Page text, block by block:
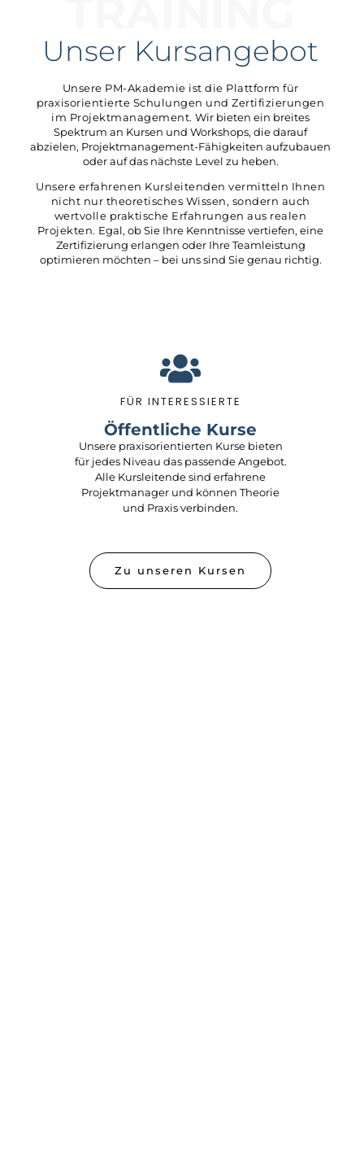
Unser Kursangebot
Unsere PM-Akademie ist die Plattform für
praxisorientierte Schulungen und Zertifizierungen
im Projektmanagement. Wir bieten ein breites
Spektrum an Kursen und Workshops, die darauf
abzielen, Projektmanagement-Fähigkeiten aufzubauen
oder auf das nächste Level zu heben.
Unsere erfahrenen Kursleitenden vermitteln Ihnen
nicht nur theoretisches Wissen, sondern auch
wertvolle praktische Erfahrungen aus realen
Projekten. Egal, ob Sie Ihre Kenntnisse vertiefen, eine
Zertifizierung erlangen oder Ihre Teamleistung
optimieren möchten – bei uns sind Sie genau richtig.
FÜR INTERESSIERTE
Öffentliche Kurse
Unsere praxisorientierten Kurse bieten
für jedes Niveau das passende Angebot.
Alle Kursleitende sind erfahrene
Projektmanager und können Theorie
und Praxis verbinden.
Zu unseren Kursen